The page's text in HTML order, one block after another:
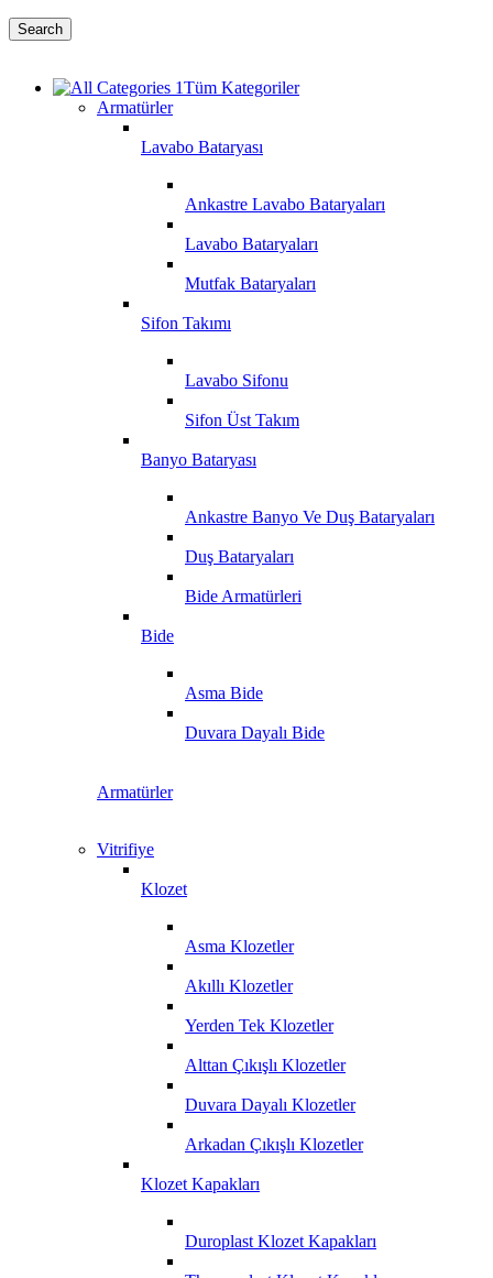
Search
Tüm Kategoriler
Armatürler
Lavabo Bataryası
Ankastre Lavabo Bataryaları
Lavabo Bataryaları
Mutfak Bataryaları
Sifon Takımı
Lavabo Sifonu
Sifon Üst Takım
Banyo Bataryası
Ankastre Banyo Ve Duş Bataryaları
Duş Bataryaları
Bide Armatürleri
Bide
Asma Bide
Duvara Dayalı Bide
Armatürler
Vitrifiye
Klozet
Asma Klozetler
Akıllı Klozetler
Yerden Tek Klozetler
Alttan Çıkışlı Klozetler
Duvara Dayalı Klozetler
Arkadan Çıkışlı Klozetler
Klozet Kapakları
Duroplast Klozet Kapakları